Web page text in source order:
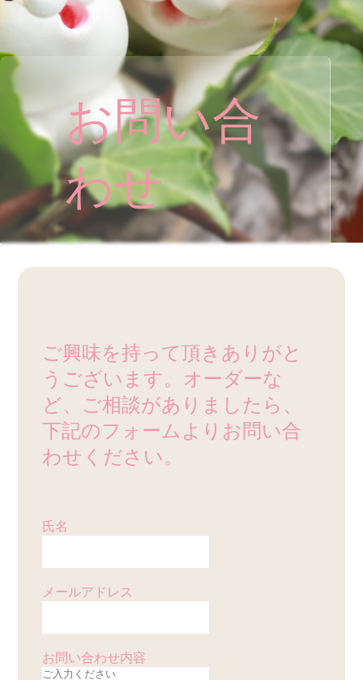
お問い合
わせ
ご興味を持って頂きありがと
うございます。オーダーな
ど、ご相談がありましたら、
下記のフォームよりお問い合
わせください。
氏名
メールアドレス
お問い合わせ内容